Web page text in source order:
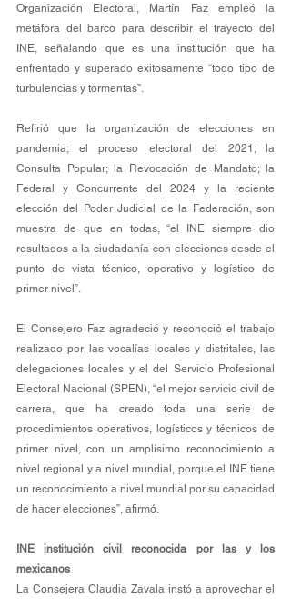
Organización Electoral, Martín Faz empleó la
metáfora del barco para describir el trayecto del
INE, señalando que es una institución que ha
enfrentado y superado exitosamente “todo tipo de
turbulencias y tormentas”.
Refirió que la organización de elecciones en
pandemia; el proceso electoral del 2021; la
Consulta Popular; la Revocación de Mandato; la
Federal y Concurrente del 2024 y la reciente
elección del Poder Judicial de la Federación, son
muestra de que en todas, “el INE siempre dio
resultados a la ciudadanía con elecciones desde el
punto de vista técnico, operativo y logístico de
primer nivel”.
El Consejero Faz agradeció y reconoció el trabajo
realizado por las vocalías locales y distritales, las
delegaciones locales y el del Servicio Profesional
Electoral Nacional (SPEN), “el mejor servicio civil de
carrera, que ha creado toda una serie de
procedimientos operativos, logísticos y técnicos de
primer nivel, con un amplísimo reconocimiento a
nivel regional y a nivel mundial, porque el INE tiene
un reconocimiento a nivel mundial por su capacidad
de hacer elecciones”, afirmó.
INE institución civil reconocida por las y los
mexicanos
La Consejera Claudia Zavala instó a aprovechar el